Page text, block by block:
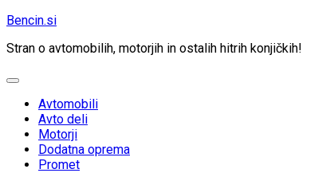
Skip
content
Bencin.si
Stran o avtomobilih, motorjih in ostalih hitrih konjičkih!
Expand
Current
Page
Parent
Avtomobili
Avto deli
Motorji
Dodatna oprema
Promet